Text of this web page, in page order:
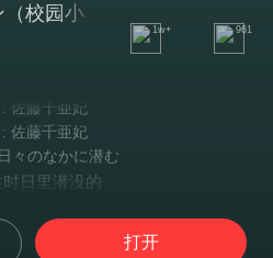
（校园小
1w+ 961
佐藤千亜妃
佐藤千亜妃
々のなかに潜む
时日里潜没的
的我 抬起头
に押し込められて打开